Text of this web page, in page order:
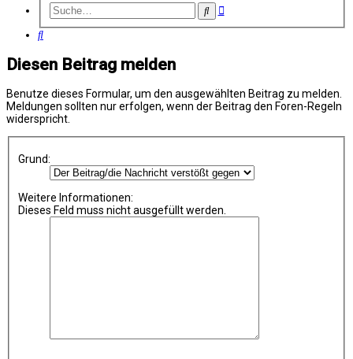
SucheErweiterte
Suche
Diesen Beitrag melden
Benutze dieses Formular, um den ausgewählten Beitrag zu melden.
Meldungen sollten nur erfolgen, wenn der Beitrag den Foren-Regeln
widerspricht.
Grund:
Weitere Informationen:
Dieses Feld muss nicht ausgefüllt werden.